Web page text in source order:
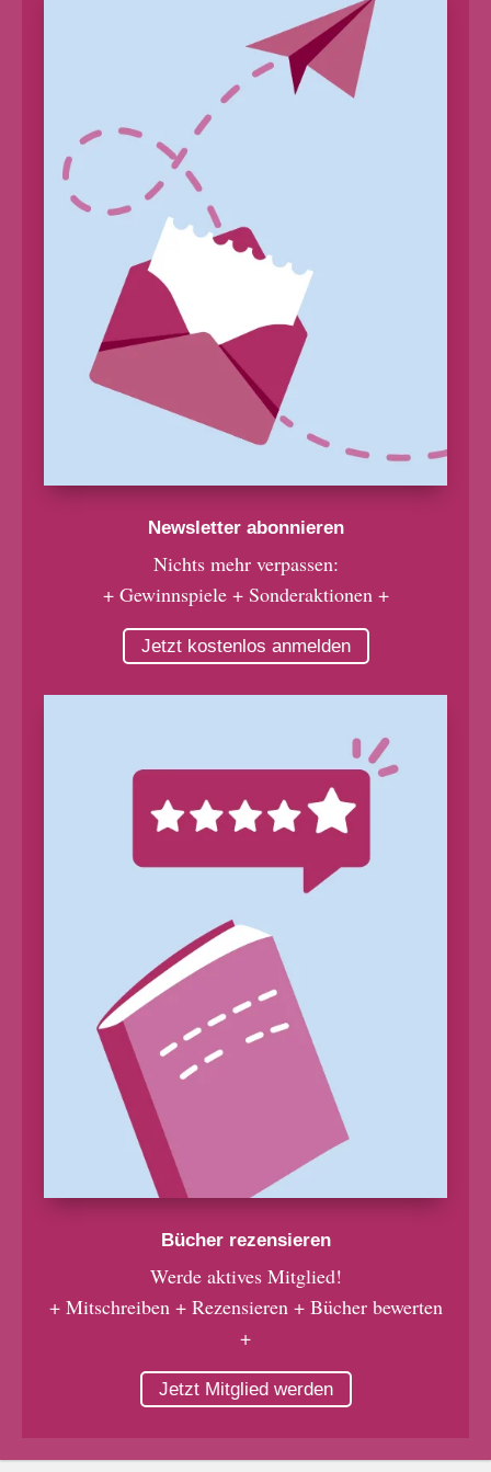
Newsletter abonnieren
Nichts mehr verpassen:
+ Gewinnspiele + Sonderaktionen +
Jetzt kostenlos anmelden
Bücher rezensieren
Werde aktives Mitglied!
+ Mitschreiben + Rezensieren + Bücher bewerten
+
Jetzt Mitglied werden